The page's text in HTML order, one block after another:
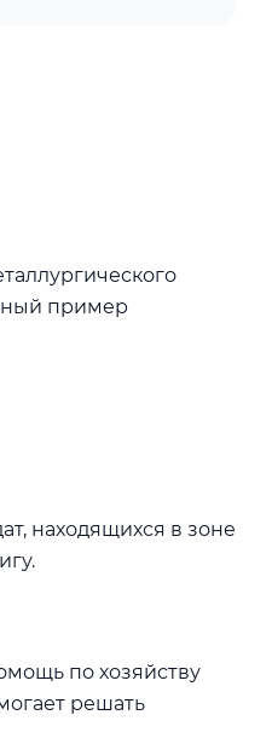
пример
находящихся в зоне
по хозяйству
решать